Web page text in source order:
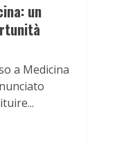
un
a Medicina